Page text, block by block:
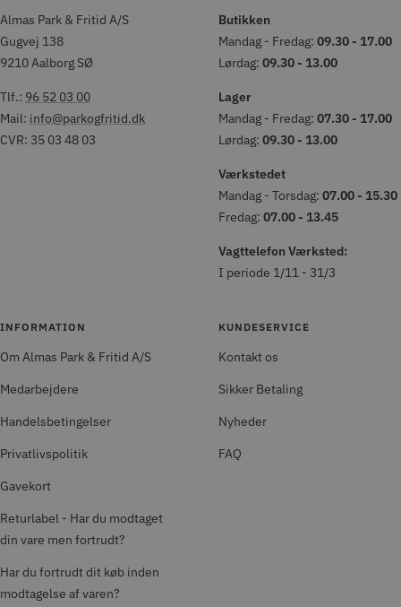
Almas Park & Fritid A/S
Gugvej 138
9210 Aalborg SØ
Tlf.: 96 52 03 00
Mail: info@parkogfritid.dk
CVR: 35 03 48 03
Butikken
Mandag - Fredag: 09.30 - 17.00
Lørdag: 09.30 - 13.00
Lager
Mandag - Fredag: 07.30 - 17.00
Lørdag: 09.30 - 13.00
Værkstedet
Mandag - Torsdag: 07.00 - 15.30
Fredag: 07.00 - 13.45
Vagttelefon Værksted:
I periode 1/11 - 31/3
INFORMATION
Om Almas Park & Fritid A/S
Medarbejdere
Handelsbetingelser
Privatlivspolitik
Gavekort
Returlabel - Har du modtaget
din vare men fortrudt?
Har du fortrudt dit køb inden
modtagelse af varen?
KUNDESERVICE
Kontakt os
Sikker Betaling
Nyheder
FAQ